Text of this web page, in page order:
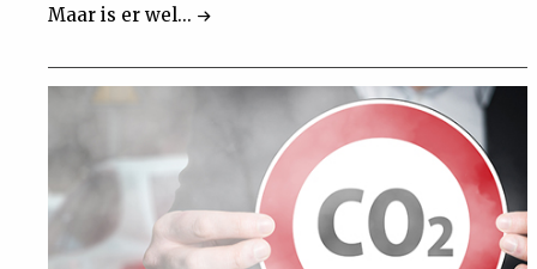
Maar is er wel...